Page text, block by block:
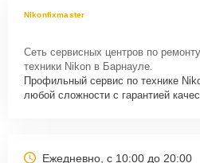
Nikonfixmaster
Сеть сервисных центров по ремонту
техники Nikon в Барнауле.
Профильный сервис по технике
любой сложности с гарантией
Ежедневно, с 10:00 до 20:00